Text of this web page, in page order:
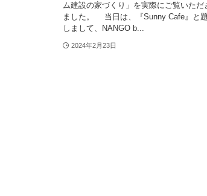
ム建設の家づくり」を実際にご覧いただ
ました。 当日は、『Sunny Cafe』と題
しまして、NANGO b...
2024年2月23日